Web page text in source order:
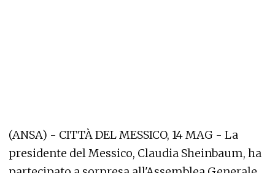
(ANSA) - CITTÀ DEL MESSICO, 14 MAG - La
presidente del Messico, Claudia Sheinbaum, ha